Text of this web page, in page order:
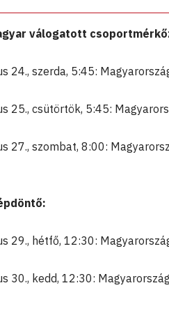
válogatott
24., szerda, 5:45:
25., csütörtök, 5:45:
27., szombat, 8:00:
29., hétfő, 12:30:
30., kedd, 12:30: